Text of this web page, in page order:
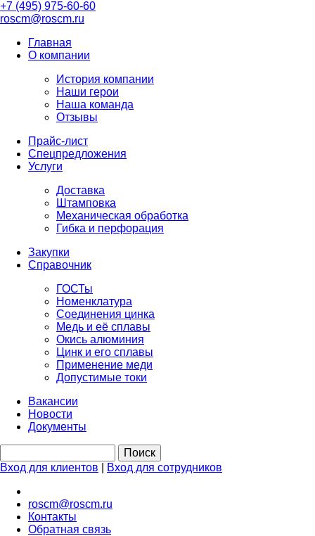
+7 (495) 975-60-60
roscm@roscm.ru
Главная
О компании
История компании
Наши герои
Наша команда
Отзывы
Прайс-лист
Спецпредложения
Услуги
Доставка
Штамповка
Механическая обработка
Гибка и перфорация
Закупки
Справочник
ГОСТы
Номенклатура
Соединения цинка
Медь и её сплавы
Окись алюминия
Цинк и его сплавы
Применение меди
Допустимые токи
Вакансии
Новости
Документы
Вход для клиентов Вход для сотрудников
roscm@roscm.ru
Контакты
Обратная связь